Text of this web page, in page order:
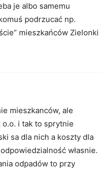
je albo samemu
podrzucać np.
mieszkańców Zielonki
mieszkanców, ale
o.o. i tak to sprytnie
sa dla nich a koszty dla
własnie.
odpadów to przy